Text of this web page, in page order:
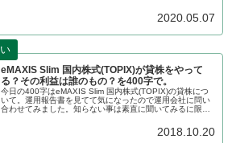
2020.05.07
eMAXIS Slim 国内株式(TOPIX)が貸株をやって
る？その利益は誰のもの？を400字で。
今日の400字はeMAXIS Slim 国内株式(TOPIX)の貸株につ
いて。運用報告書を見てて気になったので運用会社に問い
合わせてみました。知らない事は素直に聞いてみるに限り
2018.10.20